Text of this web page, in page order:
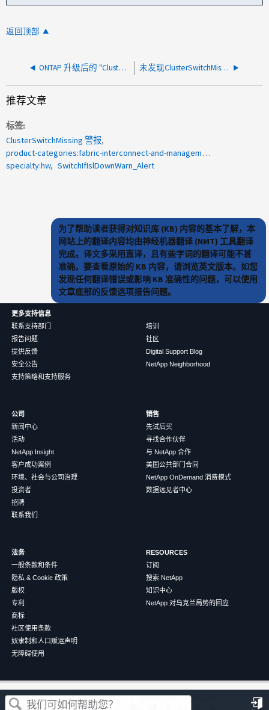
返回顶部
ONTAP 升级后的 "ClusterSwitchConnectionDegraded_Alert" 未发现ClusterSwitchMissing警报集群端口
这篇文章对您有帮助吗？
推荐文章
标签
ClusterSwitchMissing 警报
product-categories:fabric-interconnect-and-management-switches
specialty:hw
SwitchIfIslDownWarn_Alert
为了帮助读者获得对知识库 (KB) 内容的基本了解，本
网站上的翻译内容均由神经机器翻译 (NMT) 工具翻译
完成。译文多采用直译，且有些字词的翻译可能不甚
准确。要查看原始的 KB 内容，请浏览英文版本。如您
发现任何翻译错误或影响 KB 准确性的问题，可以使用
文章底部的反馈选项报告问题。
更多支持信息
联系支持部门
报告问题
提供反馈
安全公告
支持策略和支持服务
培训
社区
Digital Support Blog
NetApp Neighborhood
公司
新闻中心
活动
NetApp Insight
客户成功案例
环境、社会与公司治理
投资者
招聘
联系我们
销售
先试后买
寻找合作伙伴
与 NetApp 合作
美国公共部门合同
NetApp OnDemand 消费模式
数据远见者中心
法务
一般条款和条件
隐私 & Cookie 政策
版权
专利
商标
社区使用条款
奴隶制和人口贩运声明
无障碍使用
RESOURCES
订阅
搜索 NetApp
知识中心
NetApp 对乌克兰局势的回应
©2026NetApp 中文（简体） 条款和条件
隐私政策
Cookie 政策
Cookie 设置